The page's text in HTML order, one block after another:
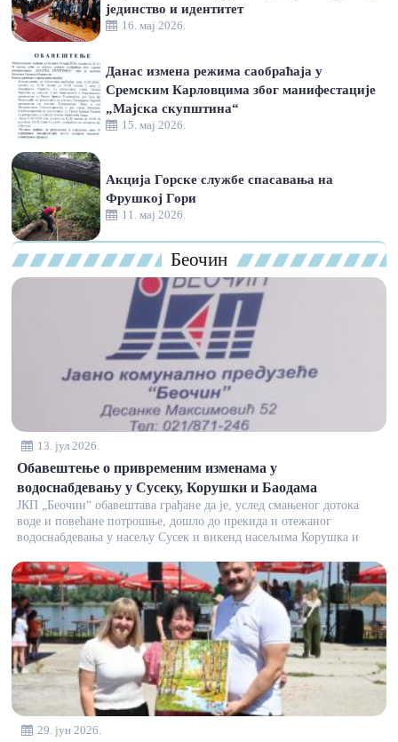
16. мај 2026.
јединство и идентитет
15. мај 2026.
Данас измена режима саобраћаја у
Сремским Карловцима због манифестације
„Мајска скупштина“
11. мај 2026.
Акција Горске службе спасавања на
Фрушкој Гори
Беочин
13. јул 2026.
Обавештење о привременим изменама у
водоснабдевању у Сусеку, Корушки и Баодама
ЈКП „Беочин“ обавештава грађане да је, услед смањеног дотока
воде и повећане потрошње, дошло до прекида и отежаног
водоснабдевања у насељу Сусек и викенд насељима Корушка и
29. јун 2026.